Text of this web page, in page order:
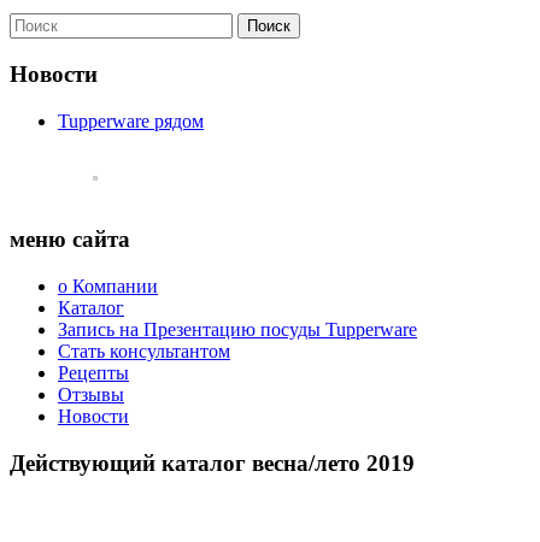
Новости
Tupperware рядом
меню сайта
о Компании
Каталог
Запись на Презентацию посуды Tupperware
Стать консультантом
Рецепты
Отзывы
Новости
Действующий каталог весна/лето 2019